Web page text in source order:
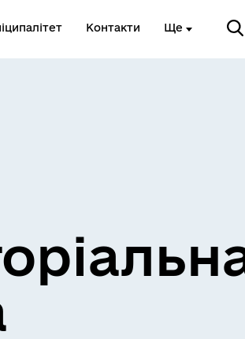
Контакти Ще